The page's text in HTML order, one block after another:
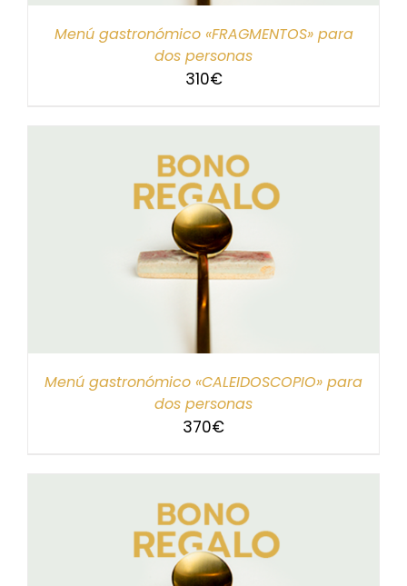
Menú gastronómico «FRAGMENTOS» para
dos personas
310€
Menú gastronómico «CALEIDOSCOPIO» para
dos personas
370€